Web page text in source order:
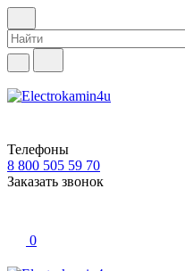
Телефоны
8 800 505 59 70
Заказать звонок
0